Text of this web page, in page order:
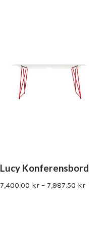
Lucy Konferensbord
7,400.00 kr – 7,987.50 kr